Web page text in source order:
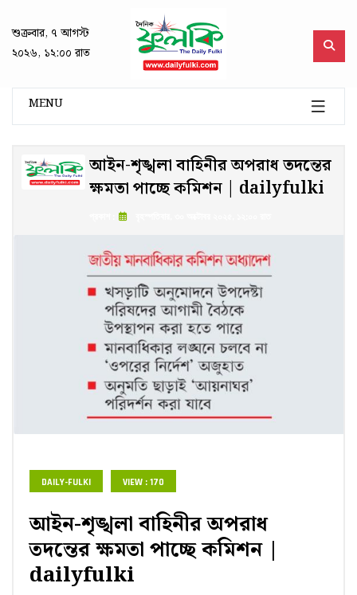
শুক্রবার, ৭ আগস্ট
২০২৬, ১২:০০ রাত
MENU
আইন-শৃঙ্খলা বাহিনীর অপরাধ তদন্তের
ক্ষমতা পাচ্ছে কমিশন | dailyfulki
DAILY-FULKI VIEW : 170
আইন-শৃঙ্খলা বাহিনীর অপরাধ
তদন্তের ক্ষমতা পাচ্ছে কমিশন |
dailyfulki